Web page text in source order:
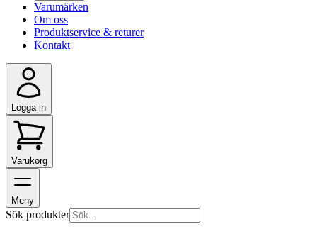
Varumärken
Om oss
Produktservice & returer
Kontakt
Logga in
Varukorg
Meny
Sök produkter